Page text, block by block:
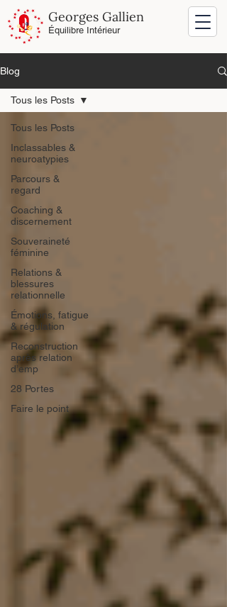
Georges Gallien
Équilibre Intérieur
Blog
Tous les Posts
Inclassables &
neuroatypies
Parcours &
regard
Coaching &
discernement
Souveraineté
féminine
Relations &
blessures
relationnelle
Émotions, fatigue
& régulation
Reconstruction
après relation
d’emp
28 Portes
Faire le point
Tous les Posts